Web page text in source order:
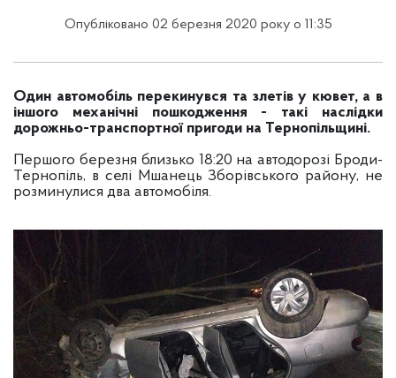
Опубліковано 02 березня 2020 року о 11:35
Один автомобіль перекинувся та злетів у кювет, а в
іншого механічні пошкодження - такі наслідки
дорожньо-транспортної пригоди на Тернопільщині.
Першого березня близько 18:20 на автодорозі Броди-
Тернопіль, в селі Мшанець Зборівського району, не
розминулися два автомобіля.